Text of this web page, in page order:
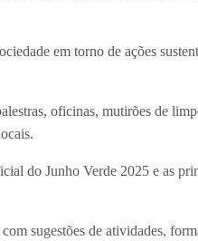
em torno de ações
oficinas, mutirões de
do Junho Verde 2025 e as
sugestões de atividades,